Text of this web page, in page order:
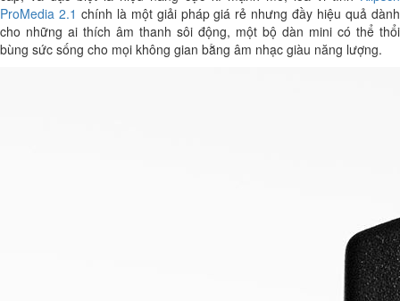
ProMedia 2.1 chính là một giải pháp giá rẻ nhưng đầy hiệu quả dành
cho những ai thích âm thanh sôi động, một bộ dàn mini có thể thổi
bùng sức sống cho mọi không gian bằng âm nhạc giàu năng lượng.